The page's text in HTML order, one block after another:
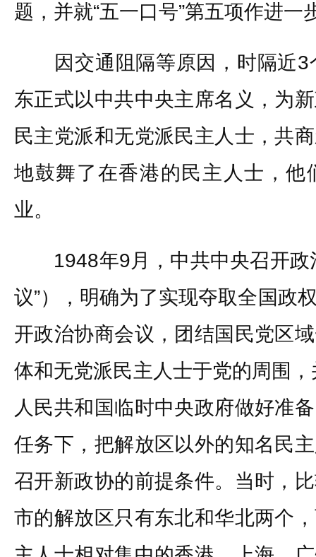
题，并就“五一口号”第五项作进一
因交通阻隔等原因，时隔近3
东正式以中共中央主席名义，为
民主党派和无党派民主人士，共
地鼓舞了在香港的民主人士，他
业。
1948年9月，中共中央召开政
议”），明确为了实现夺取全国政
开政治协商会议，团结国民党区
体和无党派民主人士于党的周围
人民共和国临时中央政府做好准
任务下，把解放区以外的知名民
召开新政协的前提条件。当时，
市的解放区只有东北和华北两个